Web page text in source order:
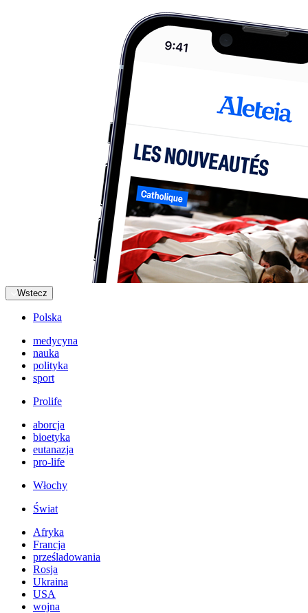
Wstecz
Polska
medycyna
nauka
polityka
sport
Prolife
aborcja
bioetyka
eutanazja
pro-life
Włochy
Świat
Afryka
Francja
prześladowania
Rosja
Ukraina
USA
wojna